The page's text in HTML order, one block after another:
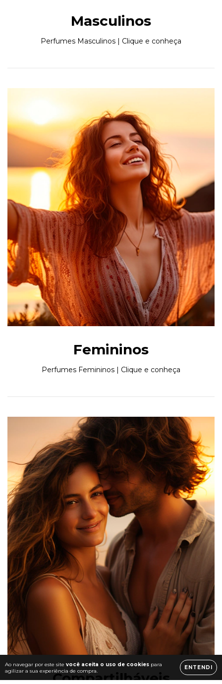
Ao navegar por este site você aceita o uso de cookies para
agilizar a sua experiência de compra.
ENTENDI
Masculinos
Perfumes Masculinos | Clique e conheça
Femininos
Perfumes Femininos | Clique e conheça
Compartilháveis